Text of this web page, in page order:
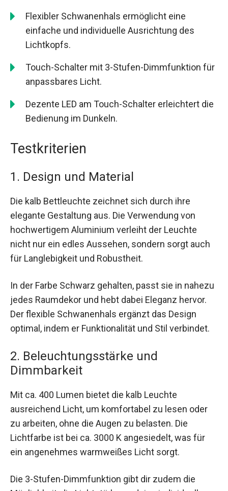
Flexibler Schwanenhals ermöglicht eine
einfache und individuelle Ausrichtung des
Lichtkopfs.
Touch-Schalter mit 3-Stufen-Dimmfunktion für
anpassbares Licht.
Dezente LED am Touch-Schalter erleichtert die
Bedienung im Dunkeln.
Testkriterien
1. Design und Material
Die kalb Bettleuchte zeichnet sich durch ihre
elegante Gestaltung aus. Die Verwendung von
hochwertigem Aluminium verleiht der Leuchte
nicht nur ein edles Aussehen, sondern sorgt auch
für Langlebigkeit und Robustheit.
In der Farbe Schwarz gehalten, passt sie in nahezu
jedes Raumdekor und hebt dabei Eleganz hervor.
Der flexible Schwanenhals ergänzt das Design
optimal, indem er Funktionalität und Stil verbindet.
2. Beleuchtungsstärke und
Dimmbarkeit
Mit ca. 400 Lumen bietet die kalb Leuchte
ausreichend Licht, um komfortabel zu lesen oder
zu arbeiten, ohne die Augen zu belasten. Die
Lichtfarbe ist bei ca. 3000 K angesiedelt, was für
ein angenehmes warmweißes Licht sorgt.
Die 3-Stufen-Dimmfunktion gibt dir zudem die